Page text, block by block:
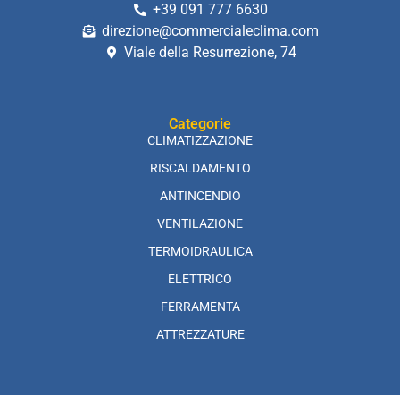
+39 091 777 6630
direzione@commercialeclima.com
Viale della Resurrezione, 74
Categorie
CLIMATIZZAZIONE
RISCALDAMENTO
ANTINCENDIO
VENTILAZIONE
TERMOIDRAULICA
ELETTRICO
FERRAMENTA
ATTREZZATURE